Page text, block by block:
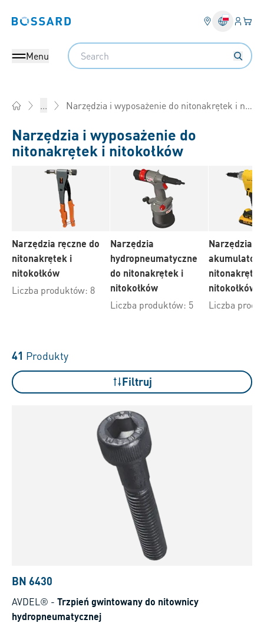
Bossard homepage Login
Menu
Search
... Narzędzia i wyposażenie do nitonakrętek i nitokołków
Narzędzia i wyposażenie do
nitonakrętek i nitokołków
Narzędzia ręczne do
nitonakrętek i
nitokołków
Liczba produktów: 8
Narzędzia
hydropneumatyczne
do nitonakrętek i
nitokołków
Liczba produktów: 5
Narzędzia
nitokołków
Liczba
41 Produkty
Filtruj
BN 6430
AVDEL® - Trzpień gwintowany do nitownicy
hydropneumatycznej